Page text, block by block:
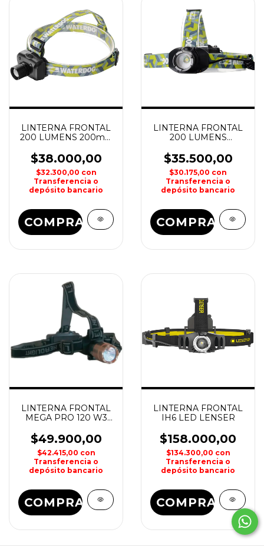
LINTERNA FRONTAL
200 LUMENS 200mts
$38.000,00
$32.300,00 con
Transferencia o
depósito bancario
COMPRAR
LINTERNA FRONTAL
200 LUMENS
$35.500,00
$30.175,00 con
Transferencia o
depósito bancario
COMPRAR
LINTERNA FRONTAL
MEGA PRO 120 W3
$49.900,00
$42.415,00 con
Transferencia o
depósito bancario
LINTERNA FRONTAL
IH6 LED LENSER
$158.000,00
$134.300,00 con
Transferencia o
depósito bancario
COMPRAR